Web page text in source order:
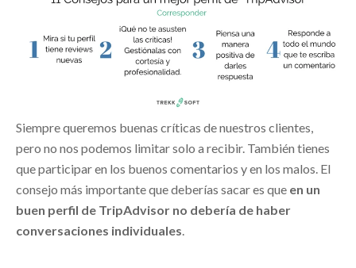
Siempre queremos buenas críticas de nuestros clientes,
pero no nos podemos limitar solo a recibir. También tienes
que participar en los buenos comentarios y en los malos. El
consejo más importante que deberías sacar es que en un
buen perfil de TripAdvisor no debería de haber
conversaciones individuales